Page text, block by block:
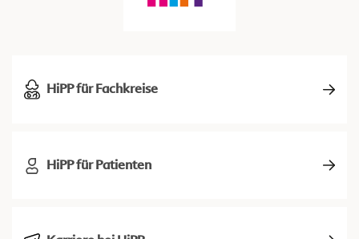
HiPP für Fachkreise
HiPP für Patienten